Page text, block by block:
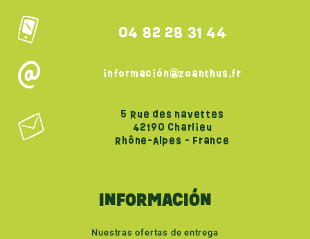
04 82 28 31 44
información@zoanthus.fr
5 Rue des navettes
42190 Charlieu
Rhône-Alpes - France
INFORMACIÓN
Nuestras ofertas de entrega